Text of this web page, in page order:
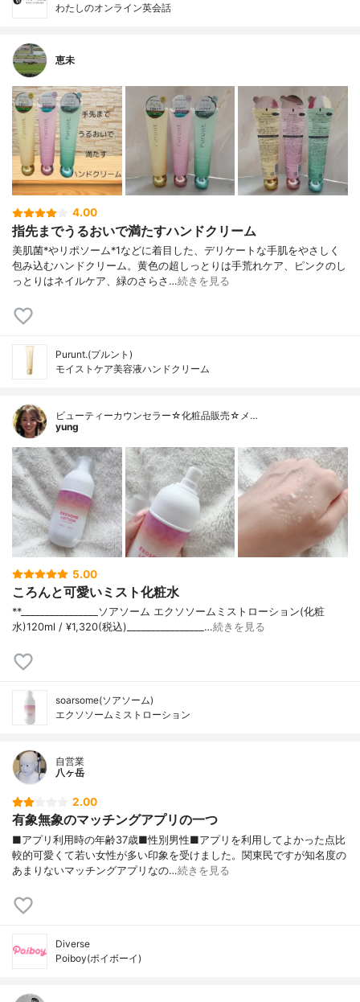
わたしのオンライン英会話
恵未
4.00
指先までうるおいで満たすハンドクリーム
美肌菌*やリポソーム*1などに着目した、デリケートな手肌をやさしく
包み込むハンドクリーム。黄色の超しっとりは手荒れケア、ピンクのし
っとりはネイルケア、緑のさらさ…続きを見る
Purunt.(プルント)
モイストケア美容液ハンドクリーム
ビューティーカウンセラー☆化粧品販売☆メ…
yung
5.00
ころんと可愛いミスト化粧水
**⁡________________⁡ソアソーム ⁡エクソソームミストローション(化粧
水)120ml / ¥1,320(税込)________________…続きを見る
soarsome(ソアソーム)
エクソソームミストローション
自営業
八ヶ岳
2.00
有象無象のマッチングアプリの一つ
■アプリ利用時の年齢37歳■性別男性■アプリを利用してよかった点比
較的可愛くて若い女性が多い印象を受けました。関東民ですが知名度の
あまりないマッチングアプリなの…続きを見る
Diverse
Poiboy(ポイボーイ)